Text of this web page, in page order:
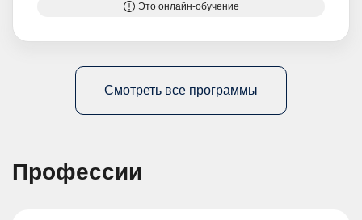
Это онлайн-обучение
Смотреть все программы
Профессии